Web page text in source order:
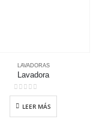
LAVADORAS
Lavadora
0out of 5
LEER MÁS